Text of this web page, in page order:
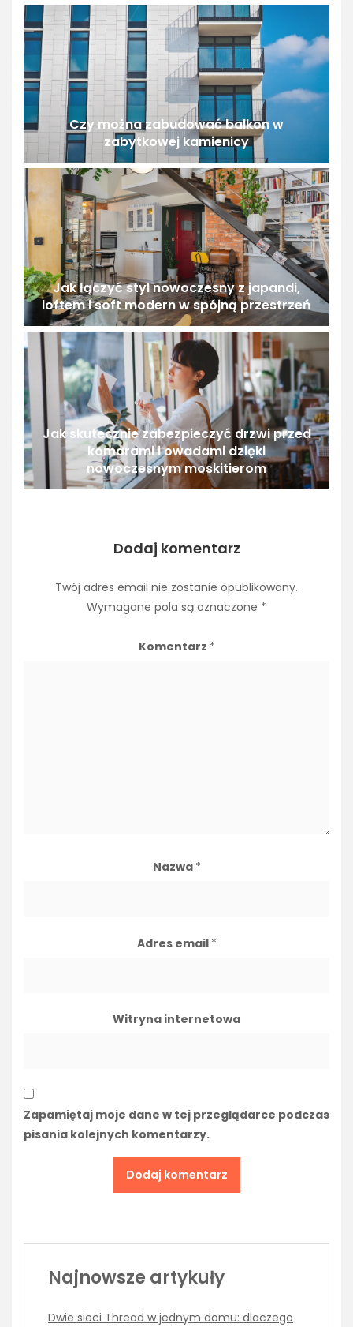
Czy można zabudować balkon w
zabytkowej kamienicy
Jak łączyć styl nowoczesny z japandi,
loftem i soft modern w spójną przestrzeń
Jak skutecznie zabezpieczyć drzwi przed
komarami i owadami dzięki
nowoczesnym moskitierom
Dodaj komentarz
Twój adres email nie zostanie opublikowany.
Wymagane pola są oznaczone *
Komentarz *
Nazwa *
Adres email *
Witryna internetowa
Zapamiętaj moje dane w tej przeglądarce podczas
pisania kolejnych komentarzy.
Najnowsze artykuły
Dwie sieci Thread w jednym domu: dlaczego